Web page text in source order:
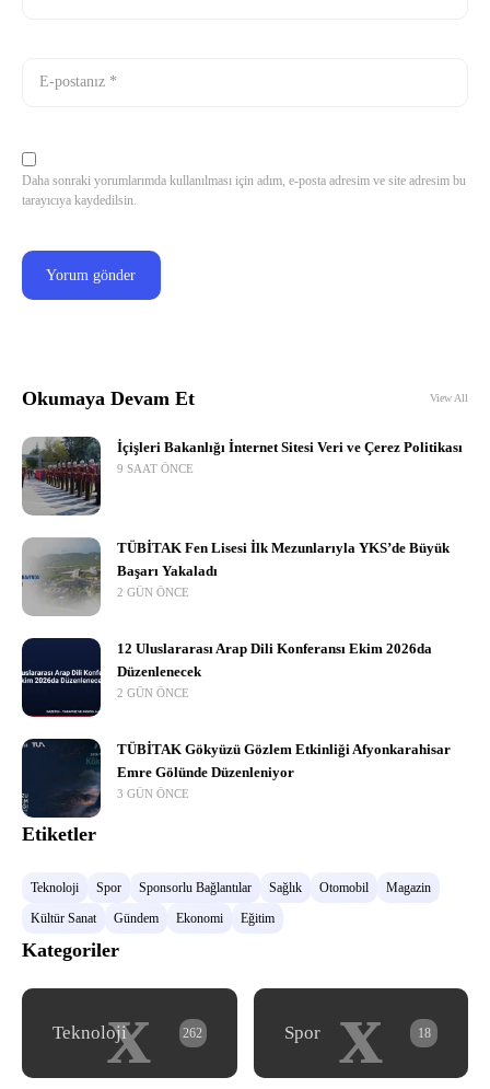
Daha sonraki yorumlarımda kullanılması için adım, e-posta adresim ve site adresim bu
tarayıcıya kaydedilsin.
Okumaya Devam Et View All
İçişleri Bakanlığı İnternet Sitesi Veri ve Çerez Politikası
9 SAAT ÖNCE
TÜBİTAK Fen Lisesi İlk Mezunlarıyla YKS’de Büyük
Başarı Yakaladı
2 GÜN ÖNCE
12 Uluslararası Arap Dili Konferansı Ekim 2026da
Düzenlenecek
2 GÜN ÖNCE
TÜBİTAK Gökyüzü Gözlem Etkinliği Afyonkarahisar
Emre Gölünde Düzenleniyor
3 GÜN ÖNCE
Etiketler
Teknoloji Spor Sponsorlu Bağlantılar Sağlık Otomobil
Magazin
Kültür Sanat
Gündem Ekonomi Eğitim
Kategoriler
x
Teknoloji 262 x
Spor 18